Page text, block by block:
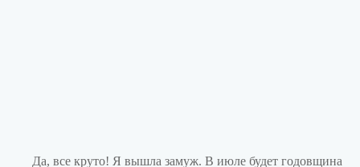
Да, все круто! Я вышла замуж. В июле будет годовщина